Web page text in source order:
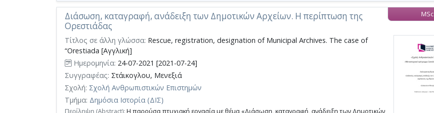
χρήση
επιπλέον
κριτηρίων
αναζήτησης
Διάσωση, καταγραφή, ανάδειξη των Δημοτικών Αρχείων. Η περίπτωση της
Ορεστιάδας
MSc
Τίτλος σε άλλη γλώσσα: Rescue, registration, designation of Municipal Archives. The case of
“Orestiada [Αγγλική]
Ημερομηνία: 24-07-2021 [2021-07-24]
Συγγραφέας: Στάικογλου, Μενεξιά
Σχολή: Σχολή Ανθρωπιστικών Επιστημών
Τμήμα: Δημόσια Ιστορία (ΔΙΣ)
Περίληψη (Abstract): Η παρούσα πτυχιακή εργασία με θέμα «Διάσωση, καταγραφή, ανάδειξη των Δημοτικών